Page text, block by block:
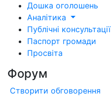
Дошка оголошень
Аналітика
Публічні консультації
Паспорт громади
Просвіта
Форум
Створити обговорення